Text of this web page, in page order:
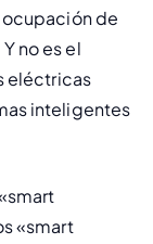
ocupación de
no es el
eléctricas
inteligentes
«smart